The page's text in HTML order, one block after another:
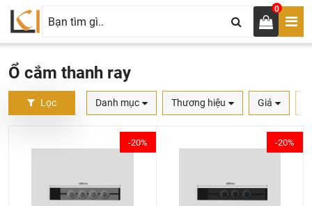
0
Ổ cắm thanh ray
Lọc Danh mục Thương hiệu Giá
-20% -20%